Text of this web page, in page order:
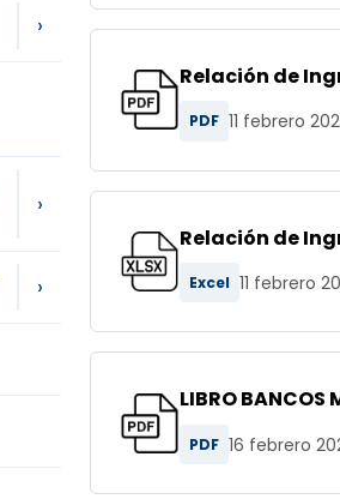
›
›
›
Relación de
PDF 11 febrero
Relación de
Excel 11 febrero
LIBRO BANCOS
PDF 16 febrero